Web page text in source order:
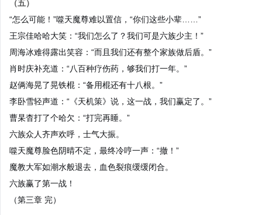
（五）
“怎么可能！”噬天魔尊难以置信，“你们这些小辈……”
王宗佳哈哈大笑：“我们怎么了？我们可是六族少主！”
周海冰难得露出笑容：“而且我们还有整个家族做后盾。”
肖时庆补充道：“八百种疗伤药，够我们打一年。”
赵俩海晃了晃铁棍：“备用棍还有十八根。”
李卧雪轻声道：“《天机策》说，这一战，我们赢定了。”
曹杲杳打了个哈欠：“打完再睡。”
六族众人齐声欢呼，士气大振。
噬天魔尊脸色阴晴不定，最终冷哼一声：“撤！”
魔教大军如潮水般退去，血色裂痕缓缓闭合。
六族赢了第一战！
（第三章 完）